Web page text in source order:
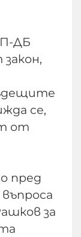
ДБ
се,
от
пред
за